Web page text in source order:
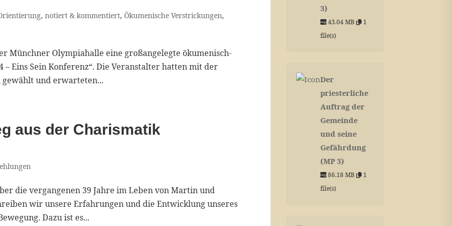
,notiert & kommentiert,Ökumenische Verstrickungen,
Münchner Olympiahalle eine großangelegte ökumenisch-
– Eins Sein Konferenz“. Die Veranstalter hatten mit der
und erwarteten...
aus der Charismatik
vergangenen 39 Jahre im Leben von Martin und
wir unsere Erfahrungen und die Entwicklung unseres
Dazu ist es...
3)
43.04 MB
1
file(s)
Der
priesterliche
Auftrag der
Gemeinde
und seine
Gefährdung
(MP 3)
86.18 MB
1
file(s)